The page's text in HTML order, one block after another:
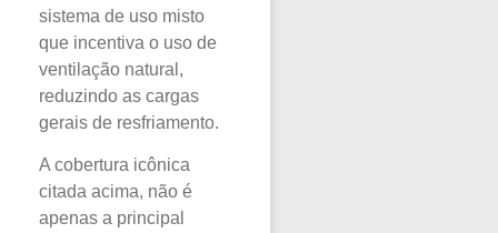
sistema de uso misto
que incentiva o uso de
ventilação natural,
reduzindo as cargas
gerais de resfriamento.
A cobertura icônica
citada acima, não é
apenas a principal